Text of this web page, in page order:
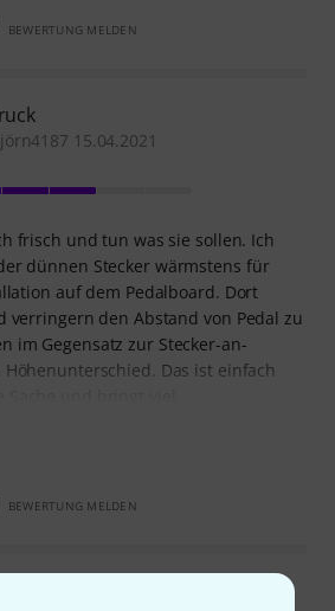
BEWERTUNG MELDEN
15.04.2021
frisch und tun was sie sollen. Ich
dünnen Stecker wärmstens für
auf dem Pedalboard. Dort
verringern den Abstand von Pedal zu
im Gegensatz zur Stecker-an-
Höhenunterschied. Das ist einfach
BEWERTUNG MELDEN